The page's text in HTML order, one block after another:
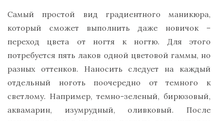
Самый простой вид градиентного маникюра,
который сможет выполнить даже новичок –
переход цвета от ногтя к ногтю. Для этого
потребуется пять лаков одной цветовой гаммы, но
разных оттенков. Наносить следует на каждый
отдельный ноготь поочередно от темного к
светлому. Например, темно-зеленый, бирюзовый,
аквамарин, изумрудный, оливковый. После